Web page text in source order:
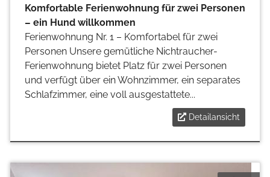
Komfortable Ferienwohnung für zwei Personen
– ein Hund willkommen
Ferienwohnung Nr. 1 – Komfortabel für zwei
Personen Unsere gemütliche Nichtraucher-
Ferienwohnung bietet Platz für zwei Personen
und verfügt über ein Wohnzimmer, ein separates
Schlafzimmer, eine voll ausgestattete...
Detailansicht